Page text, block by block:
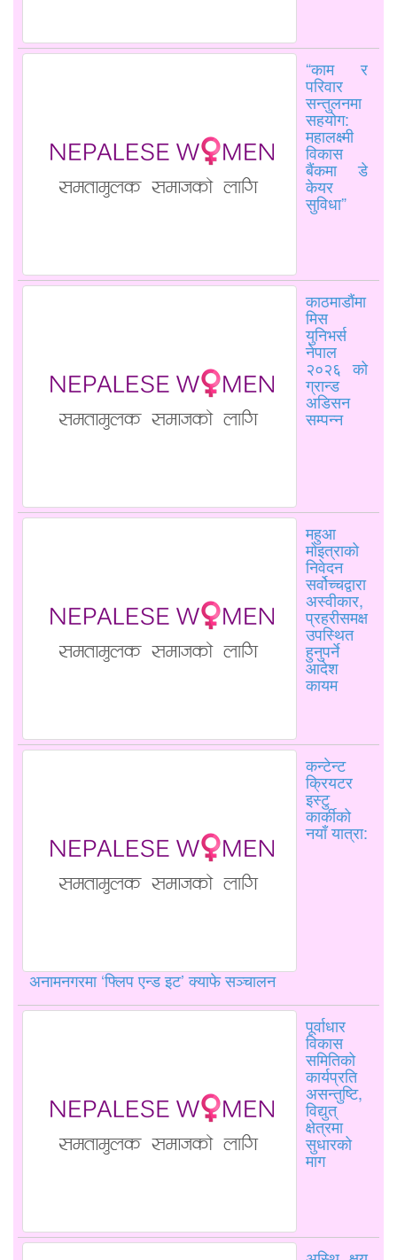
“काम र
परिवार
सन्तुलनमा
सहयोग:
महालक्ष्मी
विकास
बैंकमा डे
केयर
सुविधा”
काठमाडौंमा
मिस
युनिभर्स
नेपाल
२०२६ को
ग्रान्ड
अडिसन
सम्पन्न
महुआ
मोइत्राको
निवेदन
सर्वोच्चद्वारा
अस्वीकार,
प्रहरीसमक्ष
उपस्थित
हुनुपर्ने
आदेश
कायम
कन्टेन्ट
क्रियटर
इस्टु
कार्कीको
नयाँ यात्रा:
अनामनगरमा ‘फ्लिप एन्ड इट’ क्याफे सञ्चालन
पूर्वाधार
विकास
समितिको
कार्यप्रति
असन्तुष्टि,
विद्युत्
क्षेत्रमा
सुधारको
माग